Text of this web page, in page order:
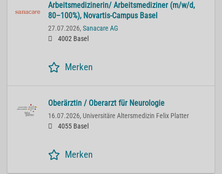
Ar­beits­me­di­zi­ne­rin/ Ar­beits­me­di­zi­ner (m/w/d,
80–100%), No­var­tis-Cam­pus Basel
27.07.2026, Sanacare AG
4002 Basel
Merken
Oberärztin / Oberarzt für Neurologie
16.07.2026, Universitäre Altersmedizin Felix Platter
4055 Basel
Merken